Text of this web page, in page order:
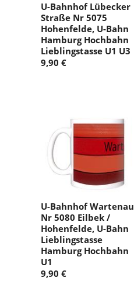
U-Bahnhof Lübecker
Straße Nr 5075
Hohenfelde, U-Bahn
Hamburg Hochbahn
Lieblingstasse U1 U3
9,90 €
U-Bahnhof Wartenau
Nr 5080 Eilbek /
Hohenfelde, U-Bahn
Lieblingstasse
Hamburg Hochbahn
U1
9,90 €